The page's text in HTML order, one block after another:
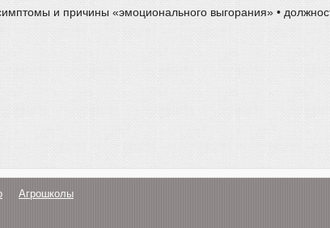
и причины «эмоционального выгорания» •
Агрошколы